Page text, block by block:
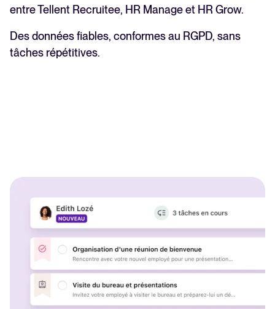
entre Tellent Recruitee, HR Manage et HR Grow.
Des données fiables, conformes au RGPD, sans
tâches répétitives.